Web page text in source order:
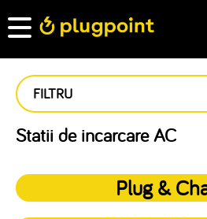
FILTRU
Statii de incarcare AC
Plug &